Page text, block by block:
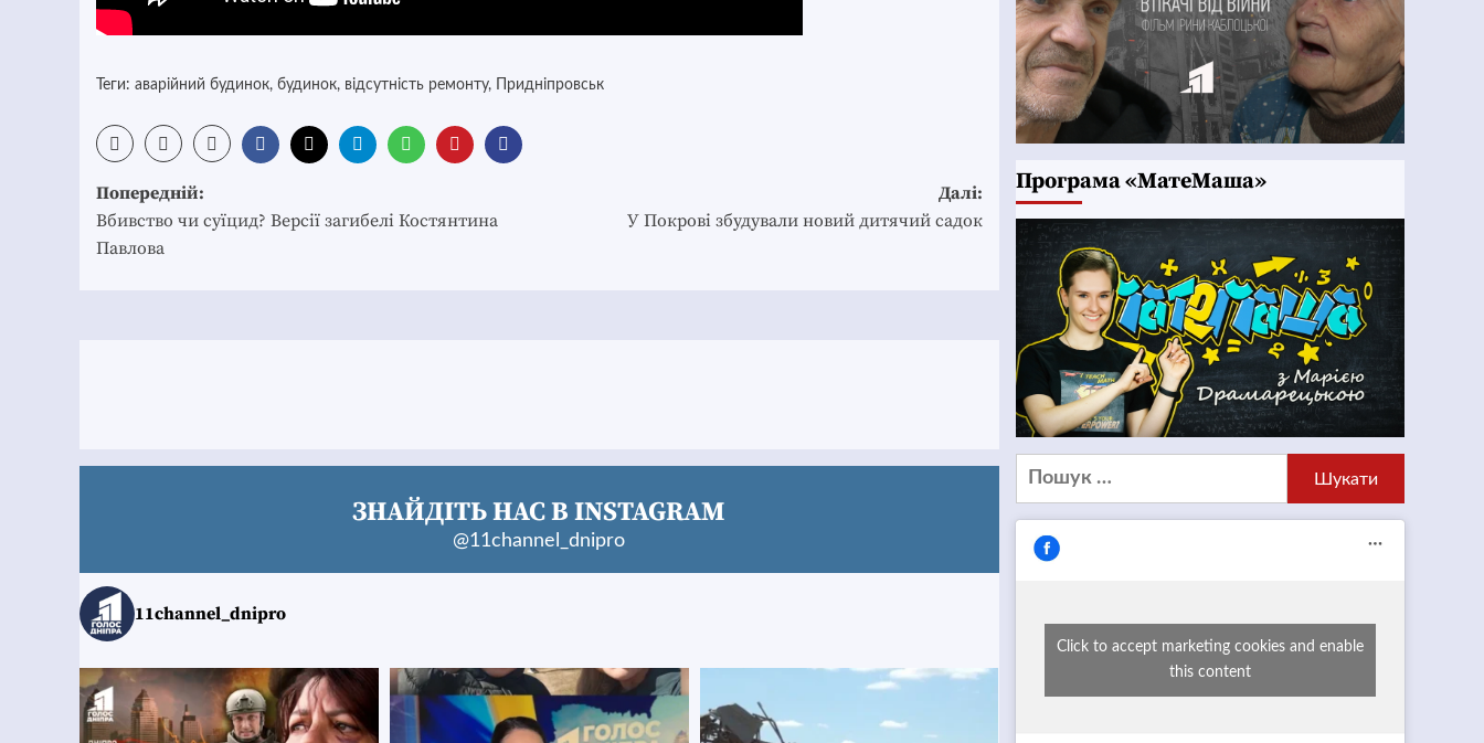
Теги: аварійний будинок, будинок, відсутність ремонту, Придніпровськ
Post
navigation
Попередній:
Вбивство чи суїцид? Версії загибелі Костянтина
Павлова
Далі:
У Покрові збудували новий дитячий садок
ЗНАЙДІТЬ НАС В INSTAGRAM
@11channel_dnipro
11channel_dnipro
Програма «МатеМаша»
Пошук:
Click to accept marketing cookies and enable
this content